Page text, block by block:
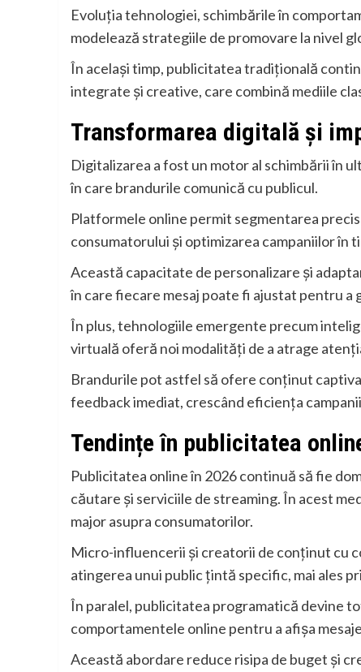
Evoluția tehnologiei, schimbările în
modelează strategiile de promovare la nivel
În același timp, publicitatea tradițională
integrate și creative, care combină mediile
Transformarea digitală și
Digitalizarea a fost un motor al schimbării în
în care brandurile comunică cu publicul.
Platformele online permit segmentarea
consumatorului și optimizarea campaniilor în
Această capacitate de personalizare și
în care fiecare mesaj poate fi ajustat pentru a
În plus, tehnologiile emergente precum
virtuală oferă noi modalități de a atrage
Brandurile pot astfel să ofere conținut
feedback imediat, crescând eficiența
Tendințe în publicitatea
Publicitatea online în 2026 continuă să fie
căutare și serviciile de streaming. În acest
major asupra consumatorilor.
Micro-influencerii și creatorii de conținut cu
atingerea unui public țintă specific, mai ales
În paralel, publicitatea programatică devine
comportamentele online pentru a afișa
Această abordare reduce risipa de buget și